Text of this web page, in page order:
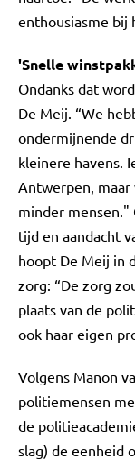
enthousiasme bij
'Snelle
Ondanks dat
De Meij. “We
ondermijnende
kleinere havens.
Antwerpen,
minder mensen."
tijd en aandacht
hoopt De Meij in
zorg: “De zorg
plaats van de
ook haar eigen
Volgens Manon
politiemensen
de
slag) de eenheid